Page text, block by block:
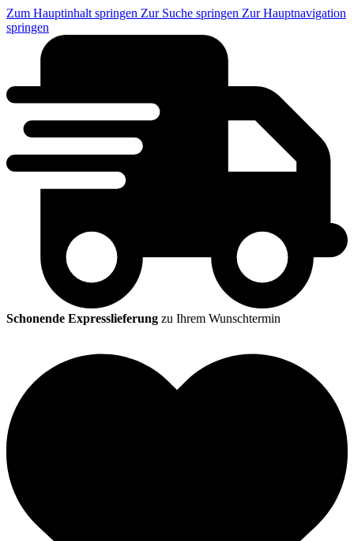
Zum Hauptinhalt springen Zur Suche springen Zur Hauptnavigation
springen
Schonende Expresslieferung zu Ihrem Wunschtermin